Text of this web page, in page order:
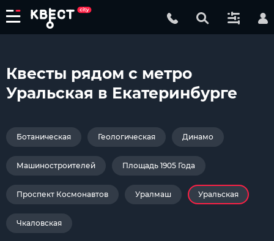
Квесты рядом с метро
Уральская в Екатеринбурге
Ботаническая Геологическая Динамо
Машиностроителей Площадь 1905 Года
Проспект Космонавтов Уралмаш Уральская
Чкаловская